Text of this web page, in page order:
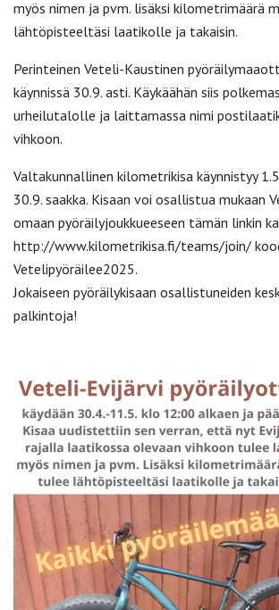
myös nimen ja pvm. lisäksi kilometrimäärä
lähtöpisteeltäsi laatikolle ja takaisin.
Perinteinen Veteli-Kaustinen
käynnissä 30.9. asti. Käykäähän siis
urheilutalolle ja laittamassa nimi
vihkoon.
Valtakunnallinen kilometrikisa käynnistyy
30.9. saakka. Kisaan voi osallistua mukaan
omaan pyöräilyjoukkueeseen tämän linkin
http://www.kilometrikisa.fi/teams/join/
Vetelipyöräilee2025.
Jokaiseen pyöräilykisaan osallistuneiden
palkintoja!